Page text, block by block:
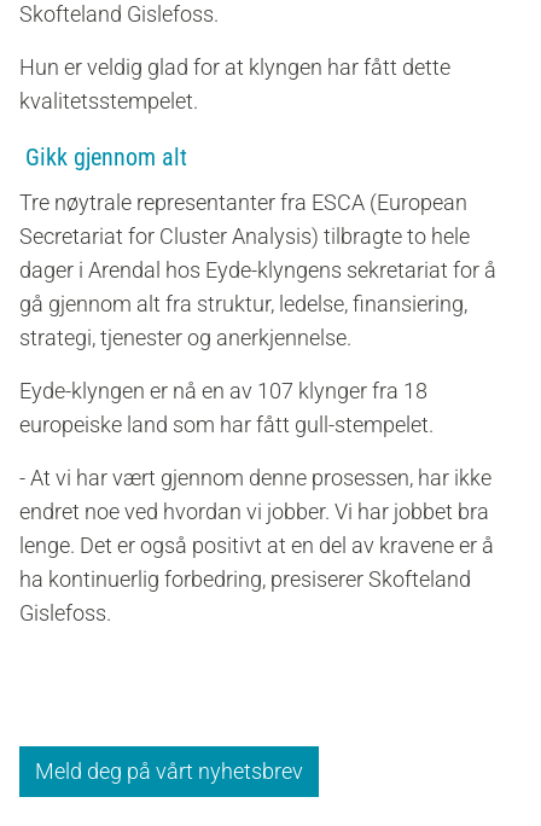
Skofteland Gislefoss.
Hun er veldig glad for at klyngen har fått dette
kvalitetsstempelet.
Gikk gjennom alt
Tre nøytrale representanter fra ESCA (European
Secretariat for Cluster Analysis) tilbragte to hele
dager i Arendal hos Eyde-klyngens sekretariat for å
gå gjennom alt fra struktur, ledelse, finansiering,
strategi, tjenester og anerkjennelse.
Eyde-klyngen er nå en av 107 klynger fra 18
europeiske land som har fått gull-stempelet.
- At vi har vært gjennom denne prosessen, har ikke
endret noe ved hvordan vi jobber. Vi har jobbet bra
lenge. Det er også positivt at en del av kravene er å
ha kontinuerlig forbedring, presiserer Skofteland
Gislefoss.
Meld deg på vårt nyhetsbrev